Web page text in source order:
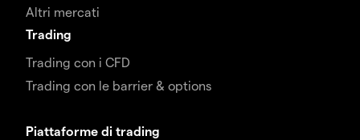
Altri mercati
Trading
Trading con i CFD
Trading con le barrier & options
Piattaforme di trading